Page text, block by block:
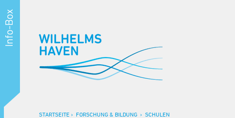
STARTSEITE FORSCHUNG & BILDUNG SCHULEN